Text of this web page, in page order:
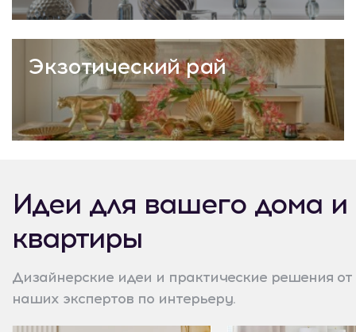
Экзотический рай
Идеи для вашего дома и
квартиры
Дизайнерские идеи и практические решения от
наших экспертов по интерьеру.